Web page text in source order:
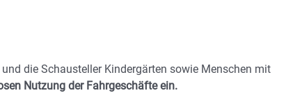
die Schausteller Kindergärten sowie Menschen mit
Nutzung der Fahrgeschäfte ein.